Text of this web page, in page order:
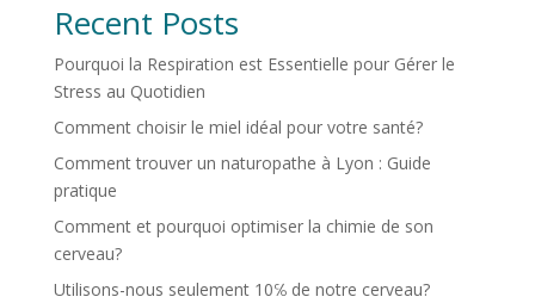
Recent Posts
Pourquoi la Respiration est Essentielle pour Gérer le
Stress au Quotidien
Comment choisir le miel idéal pour votre santé?
Comment trouver un naturopathe à Lyon : Guide
pratique
Comment et pourquoi optimiser la chimie de son
cerveau?
Utilisons-nous seulement 10℅ de notre cerveau?